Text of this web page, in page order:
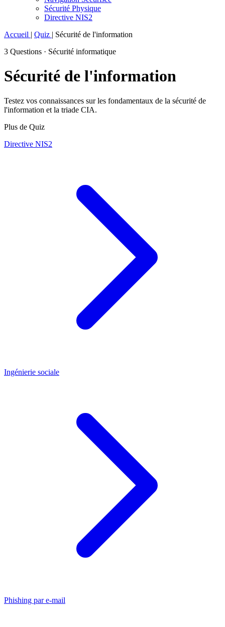
Sécurité Physique
Directive NIS2
Accueil | Quiz | Sécurité de l'information
3 Questions · Sécurité informatique
Sécurité de l'information
Testez vos connaissances sur les fondamentaux de la sécurité de
l'information et la triade CIA.
Plus de Quiz
Directive NIS2
Ingénierie sociale
Phishing par e-mail